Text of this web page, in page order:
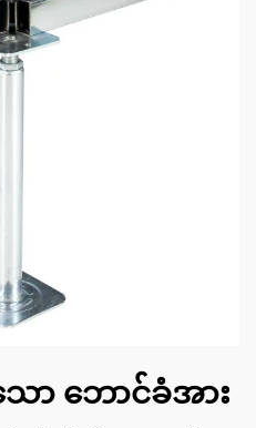
ော ဘောင်ခံအား